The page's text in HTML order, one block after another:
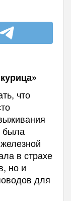
что
была
в страхе
но и
для